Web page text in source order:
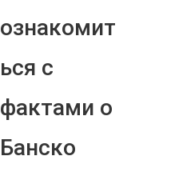
ознакомит
ься с
фактами о
Банско